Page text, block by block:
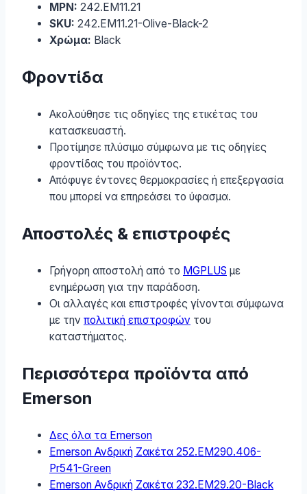
MPN: 242.EM11.21
SKU: 242.EM11.21-Olive-Black-2
Χρώμα: Black
Φροντίδα
Ακολούθησε τις οδηγίες της ετικέτας του
κατασκευαστή.
Προτίμησε πλύσιμο σύμφωνα με τις οδηγίες
φροντίδας του προϊόντος.
Απόφυγε έντονες θερμοκρασίες ή επεξεργασία
που μπορεί να επηρεάσει το ύφασμα.
Αποστολές & επιστροφές
Γρήγορη αποστολή από το MGPLUS με
ενημέρωση για την παράδοση.
Οι αλλαγές και επιστροφές γίνονται σύμφωνα
με την πολιτική επιστροφών του
καταστήματος.
Περισσότερα προϊόντα από
Emerson
Δες όλα τα Emerson
Emerson Ανδρική Ζακέτα 252.EM290.406-
Pr541-Green
Emerson Ανδρική Ζακέτα 232.EM29.20-Black